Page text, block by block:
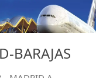
BARAJAS